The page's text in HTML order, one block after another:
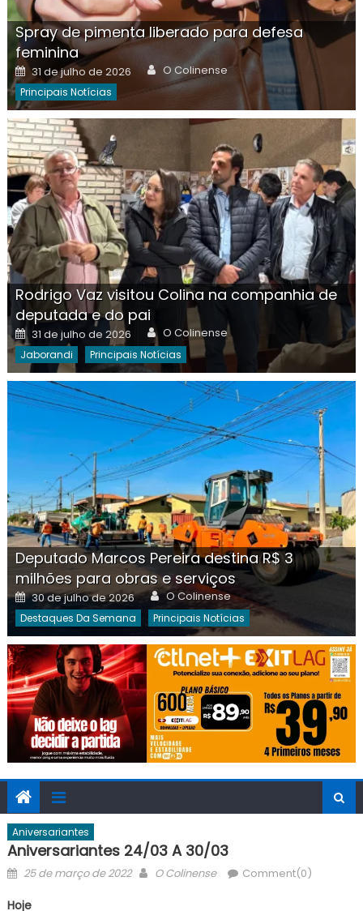
Spray de pimenta liberado para defesa
feminina
Posted
on
31 de julho de 2026 Author
O Colinense
Principais Notícias
Rodrigo Vaz visitou Colina na companhia de
deputada e do pai
Posted
on
31 de julho de 2026 Author
O Colinense
Jaborandi Principais Notícias
Deputado Marcos Pereira destina R$ 3
milhões para obras e serviços
Posted
on
30 de julho de 2026 Author
O Colinense
Destaques Da Semana Principais Notícias
Aniversariantes
Aniversariantes 24/03 A 30/03
Posted
25 de março de 2022 Author
O Colinense Comment(0)
Hoje